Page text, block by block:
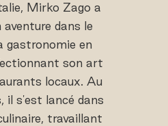
Mirko Zago a
dans le
gastronomie en
son art
locaux. Au
il s'est lancé dans
travaillant